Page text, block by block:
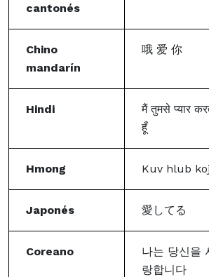
cantonés
Chino
mandarín
哦 爱 你
Hindi
मैं तुमसे प्यार
हूँ
Hmong Kuv hlub koj
Japonés 愛してる
Coreano
나는 당신을
랑합니다